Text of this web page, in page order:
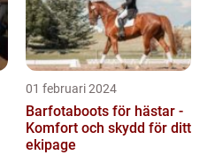
01 februari 2024
Barfotaboots för hästar -
Komfort och skydd för ditt
ekipage